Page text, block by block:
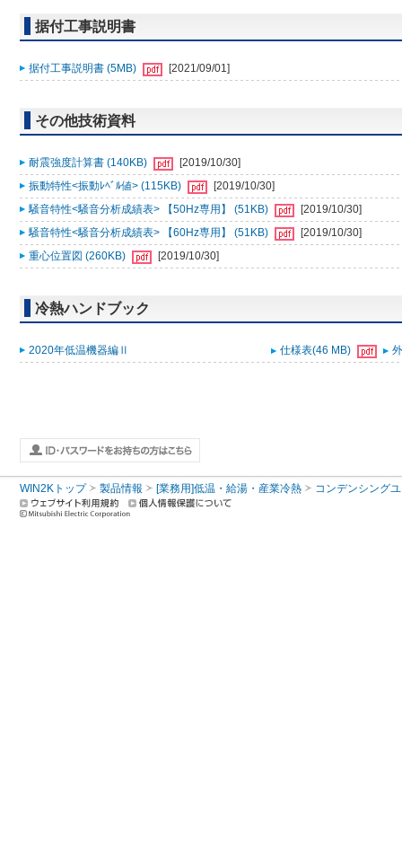
据付工事説明書
据付工事説明書 (5MB) [2021/09/01]
その他技術資料
耐震強度計算書 (140KB)
[2019/10/30]
振動特性<振動ﾚﾍﾞﾙ値> (115KB)
[2019/10/30]
騒音特性<騒音分析成績表> 【50Hz専用】 (51KB)
[2019/10/30]
騒音特性<騒音分析成績表> 【60Hz専用】 (51KB)
[2019/10/30]
重心位置図 (260KB)
[2019/10/30]
冷熱ハンドブック
2020年低温機器編Ⅱ 仕様表(46 MB)
WIN2Kトップ 製品情報 [業務用]低温・給湯・産業冷熱 コンデンシング